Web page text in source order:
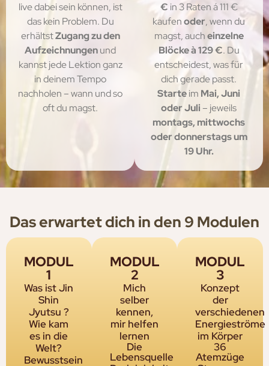
live dabei sein können, ist
das kein Problem. Du
erhältstZugang zu den
Aufzeichnungenund
kannst jede Lektion ganz
in deinem Tempo
nachholen – wann und so
oft du magst.
€ in 3 Raten á 111 €
kaufenoder, wenn du
magst, aucheinzelne
Blöcke à 129 €. Du
entscheidest, was für
dich gerade passt.
Starteim Mai, Juni
oder Juli– jeweils
montags, mittwochs
oder donnerstags um
19 Uhr.
Das erwartet dich in den 9 Modulen
MODUL
1
Was ist Jin
Shin
Jyutsu ?
Wie kam
es in die
Welt?
Bewusstsein
MODUL
2
Mich
selber
kennen,
mir helfen
lernen
Die
Lebensquelle
MODUL
3
Konzept
der
verschiedenen
Energieströme
im Körper
36
Atemzüge